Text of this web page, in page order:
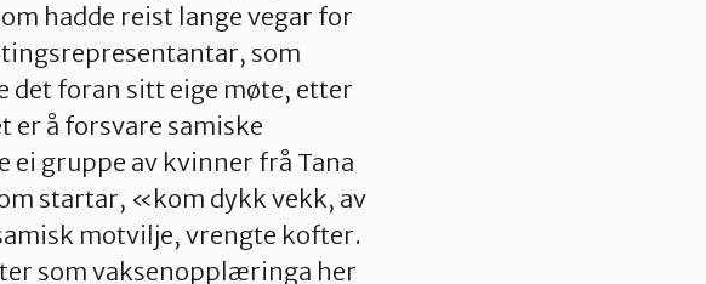
hadde reist lange vegar for
som
det foran sitt eige møte, etter
er å forsvare samiske
ei gruppe av kvinner frå Tana
startar, «kom dykk vekk, av
motvilje, vrengte kofter.
som vaksenopplæringa her